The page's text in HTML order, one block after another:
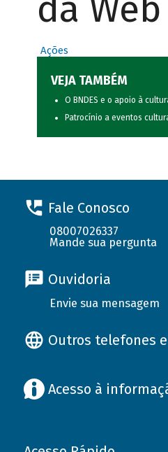
da Web
Ações
VEJA TAMBÉM
O BNDES e o apoio à
Patrocínio a eventos
Fale Conosco
08007026337
Mande sua pergunta
Ouvidoria
Envie sua mensagem
Outros telefones
Acesso à